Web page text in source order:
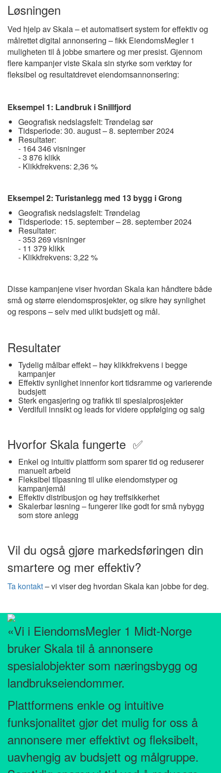
Løsningen
Ved hjelp av Skala – et automatisert system for effektiv og
målrettet digital annonsering – fikk EiendomsMegler 1
muligheten til å jobbe smartere og mer presist. Gjennom
flere kampanjer viste Skala sin styrke som verktøy for
fleksibel og resultatdrevet eiendomsannonsering:
Eksempel 1: Landbruk i Snillfjord
Geografisk nedslagsfelt: Trøndelag sør
Tidsperiode: 30. august – 8. september 2024
Resultater:
- 164 346 visninger
- 3 876 klikk
- Klikkfrekvens: 2,36 %
Eksempel 2: Turistanlegg med 13 bygg i Grong
Geografisk nedslagsfelt: Trøndelag
Tidsperiode: 15. september – 28. september 2024
Resultater:
- 353 269 visninger
- 11 379 klikk
- Klikkfrekvens: 3,22 %
Disse kampanjene viser hvordan Skala kan håndtere både
små og større eiendomsprosjekter, og sikre høy synlighet
og respons – selv med ulikt budsjett og mål.
Resultater
Tydelig målbar effekt – høy klikkfrekvens i begge
kampanjer
Effektiv synlighet innenfor kort tidsramme og varierende
budsjett
Sterk engasjering og trafikk til spesialprosjekter
Verdifull innsikt og leads for videre oppfølging og salg
Hvorfor Skala fungerte ✅
Enkel og intuitiv plattform som sparer tid og reduserer
manuelt arbeid
Fleksibel tilpasning til ulike eiendomstyper og
kampanjemål
Effektiv distribusjon og høy treffsikkerhet
Skalerbar løsning – fungerer like godt for små nybygg
som store anlegg
Vil du også gjøre markedsføringen din
smartere og mer effektiv?
Ta kontakt– vi viser deg hvordan Skala kan jobbe for deg.
«Vi i EiendomsMegler 1 Midt-Norge
bruker Skala til å annonsere
spesialobjekter som næringsbygg og
landbrukseiendommer.
Plattformens enkle og intuitive
funksjonalitet gjør det mulig for oss å
annonsere mer effektivt og fleksibelt,
uavhengig av budsjett og målgruppe.